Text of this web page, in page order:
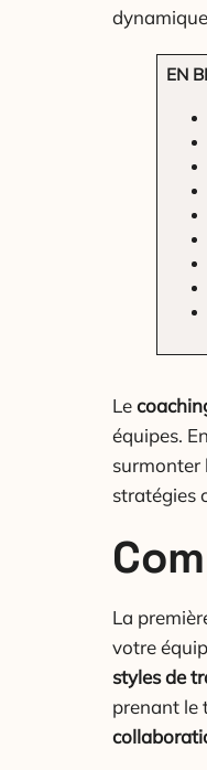
EN
Le
équipes.
surmonter
stratégies
La
votre
styles de
prenant le